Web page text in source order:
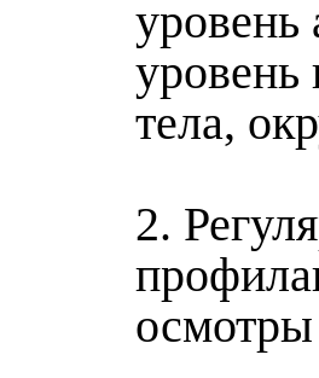
уровень
уровень
тела,
2.